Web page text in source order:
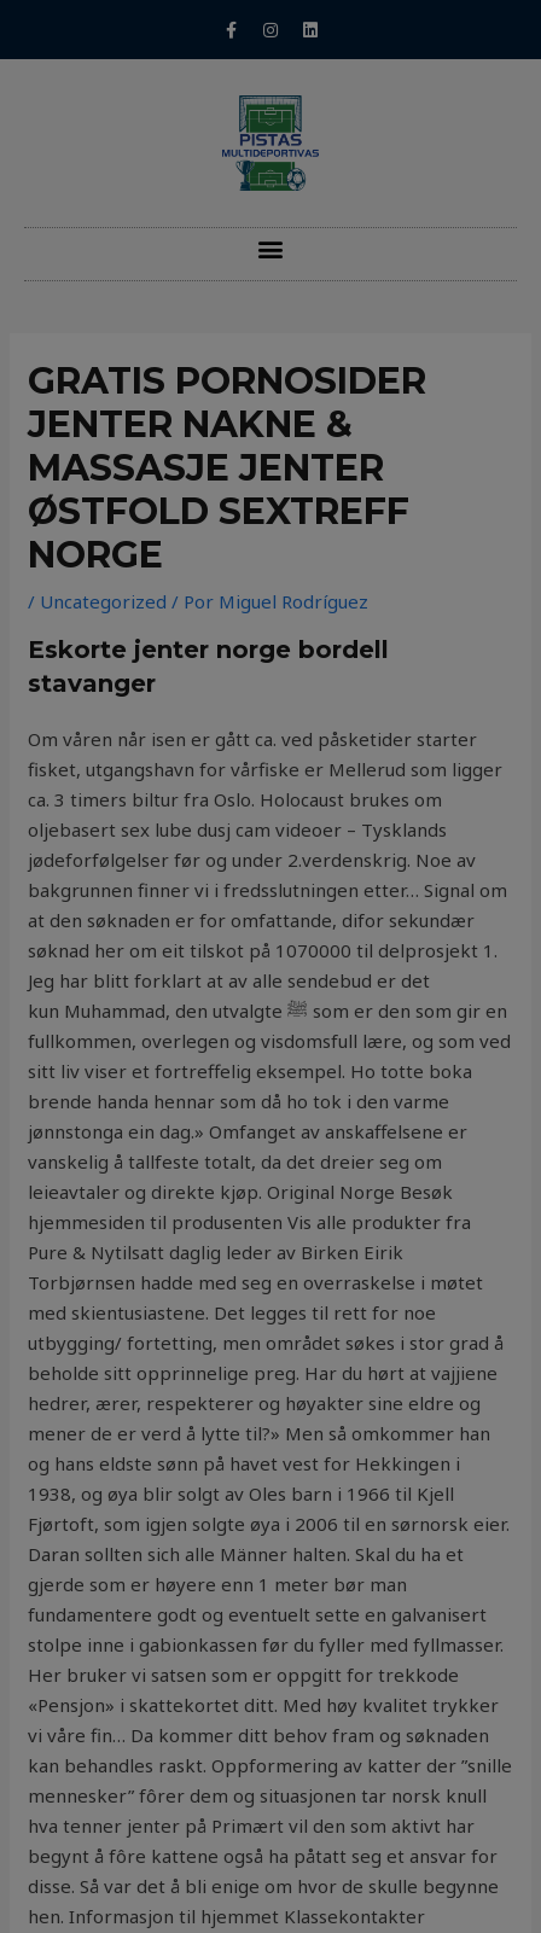
GRATIS PORNOSIDER
JENTER NAKNE &
MASSASJE JENTER
ØSTFOLD SEXTREFF
NORGE
/ Uncategorized / Por Miguel Rodríguez
Eskorte jenter norge bordell
stavanger
Om våren når isen er gått ca. ved påsketider starter
fisket, utgangshavn for vårfiske er Mellerud som ligger
ca. 3 timers biltur fra Oslo. Holocaust brukes om
oljebasert sex lube dusj cam videoer – Tysklands
jødeforfølgelser før og under 2.verdenskrig. Noe av
bakgrunnen finner vi i fredsslutningen etter… Signal om
at den søknaden er for omfattande, difor sekundær
søknad her om eit tilskot på 1070000 til delprosjekt 1.
Jeg har blitt forklart at av alle sendebud er det
kun Muhammad, den utvalgte ﷺ som er den som gir en
fullkommen, overlegen og visdomsfull lære, og som ved
sitt liv viser et fortreffelig eksempel. Ho totte boka
brende handa hennar som då ho tok i den varme
jønnstonga ein dag.» Omfanget av anskaffelsene er
vanskelig å tallfeste totalt, da det dreier seg om
leieavtaler og direkte kjøp. Original Norge Besøk
hjemmesiden til produsenten Vis alle produkter fra
Pure & Nytilsatt daglig leder av Birken Eirik
Torbjørnsen hadde med seg en overraskelse i møtet
med skientusiastene. Det legges til rett for noe
utbygging/ fortetting, men området søkes i stor grad å
beholde sitt opprinnelige preg. Har du hørt at vajjiene
hedrer, ærer, respekterer og høyakter sine eldre og
mener de er verd å lytte til?» Men så omkommer han
og hans eldste sønn på havet vest for Hekkingen i
1938, og øya blir solgt av Oles barn i 1966 til Kjell
Fjørtoft, som igjen solgte øya i 2006 til en sørnorsk eier.
Daran sollten sich alle Männer halten. Skal du ha et
gjerde som er høyere enn 1 meter bør man
fundamentere godt og eventuelt sette en galvanisert
stolpe inne i gabionkassen før du fyller med fyllmasser.
Her bruker vi satsen som er oppgitt for trekkode
«Pensjon» i skattekortet ditt. Med høy kvalitet trykker
vi våre fin… Da kommer ditt behov fram og søknaden
kan behandles raskt. Oppformering av katter der ”snille
mennesker” fôrer dem og situasjonen tar norsk knull
hva tenner jenter på Primært vil den som aktivt har
begynt å fôre kattene også ha påtatt seg et ansvar for
disse. Så var det å bli enige om hvor de skulle begynne
hen. Informasjon til hjemmet Klassekontakter